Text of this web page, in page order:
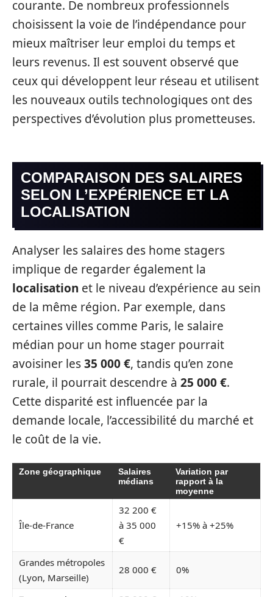
courante. De nombreux professionnels
choisissent la voie de l’indépendance pour
mieux maîtriser leur emploi du temps et
leurs revenus. Il est souvent observé que
ceux qui développent leur réseau et utilisent
les nouveaux outils technologiques ont des
perspectives d’évolution plus prometteuses.
COMPARAISON DES SALAIRES
SELON L’EXPÉRIENCE ET LA
LOCALISATION
Analyser les salaires des home stagers
implique de regarder également la
localisation et le niveau d’expérience au sein
de la même région. Par exemple, dans
certaines villes comme Paris, le salaire
médian pour un home stager pourrait
avoisiner les35 000 €, tandis qu’en zone
rurale, il pourrait descendre à 25 000 €.
Cette disparité est influencée par la
demande locale, l’accessibilité du marché et
le coût de la vie.
Zone géographique
Salaires
médians
Variation par
rapport à la
moyenne
Île-de-France
32 200 €
à 35 000
€
+15% à +25%
Grandes métropoles
(Lyon, Marseille)
28 000 € 0%